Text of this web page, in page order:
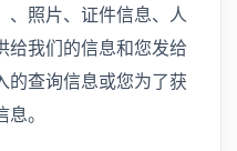
、照片、证件信息、人
给我们的信息和您发给
的查询信息或您为了获
。